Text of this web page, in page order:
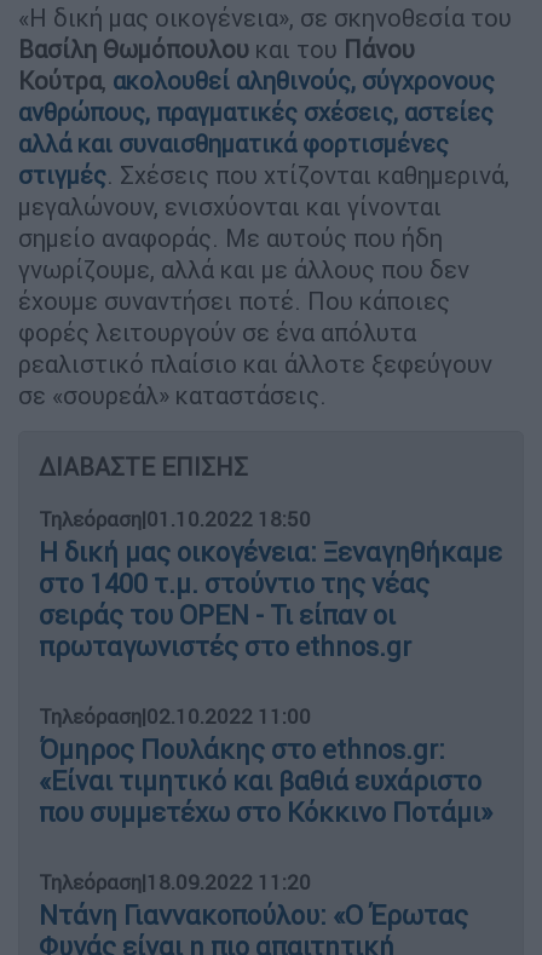
«Η δική μας οικογένεια», σε σκηνοθεσία του
Βασίλη Θωμόπουλου και του Πάνου
Κούτρα, ακολουθεί αληθινούς, σύγχρονους
ανθρώπους, πραγματικές σχέσεις, αστείες
αλλά και συναισθηματικά φορτισμένες
στιγμές. Σχέσεις που χτίζονται καθημερινά,
μεγαλώνουν, ενισχύονται και γίνονται
σημείο αναφοράς. Με αυτούς που ήδη
γνωρίζουμε, αλλά και με άλλους που δεν
έχουμε συναντήσει ποτέ. Που κάποιες
φορές λειτουργούν σε ένα απόλυτα
ρεαλιστικό πλαίσιο και άλλοτε ξεφεύγουν
σε «σουρεάλ» καταστάσεις.
ΔΙΑΒΑΣΤΕ ΕΠΙΣΗΣ
Τηλεόραση|01.10.2022 18:50
Η δική μας οικογένεια: Ξεναγηθήκαμε
στο 1400 τ.μ. στούντιο της νέας
σειράς του OPEN - Τι είπαν οι
πρωταγωνιστές στο ethnos.gr
Τηλεόραση|02.10.2022 11:00
Όμηρος Πουλάκης στο ethnos.gr:
«Είναι τιμητικό και βαθιά ευχάριστο
που συμμετέχω στο Κόκκινο Ποτάμι»
Τηλεόραση|18.09.2022 11:20
Ντάνη Γιαννακοπούλου: «Ο Έρωτας
Φυγάς είναι η πιο απαιτητική